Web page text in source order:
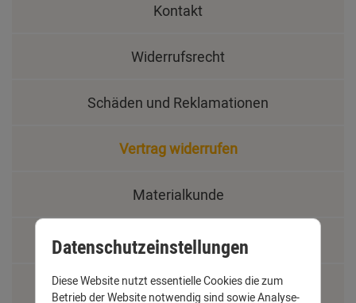
Kontakt
Widerrufsrecht
Schäden und Reklamationen
Vertrag widerrufen
Materialkunde
Fachbegriffe
Jobs
Datenschutzeinstellungen
Diese Website nutzt essentielle Cookies die zum
Betrieb der Website notwendig sind sowie Analyse-